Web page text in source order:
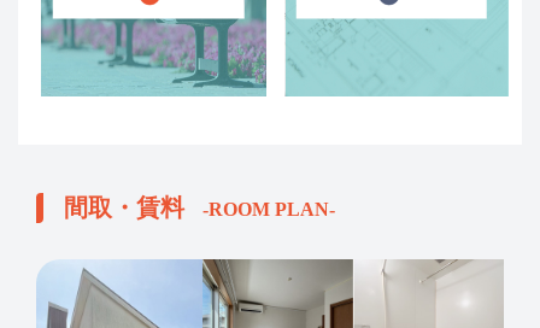
間取・賃料 -ROOM PLAN-